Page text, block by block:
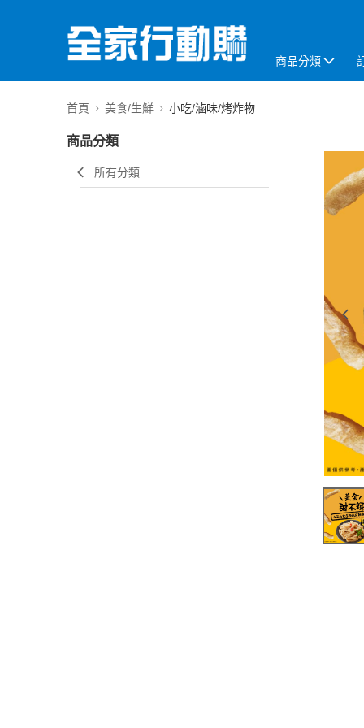
商品分類
首頁 美食/生鮮 小吃/滷味/烤炸物
商品分類
所有分類